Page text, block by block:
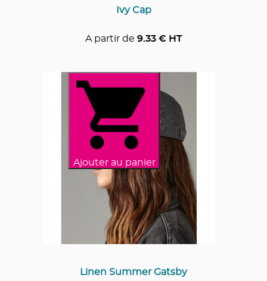
Ivy Cap
A partir de 9.33€ HT
Ajouter au panier
Linen Summer Gatsby